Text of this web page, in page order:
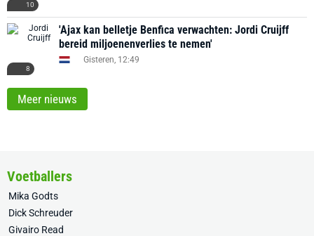
10
8
'Ajax kan belletje Benfica verwachten: Jordi Cruijff
bereid miljoenenverlies te nemen'
Gisteren, 12:49
Meer nieuws
Voetballers
Mika Godts
Dick Schreuder
Givairo Read